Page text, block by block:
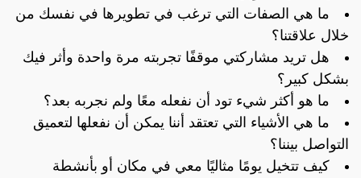
ما هي الصفات التي ترغب في تطويرها في نفسك من
خلال علاقتنا؟
هل تريد مشاركتي موقفًا تجربته مرة واحدة وأثر فيك
بشكل كبير؟
ما هو أكثر شيء تود أن نفعله معًا ولم نجربه بعد؟
ما هي الأشياء التي تعتقد أننا يمكن أن نفعلها لتعميق
التواصل بيننا؟
كيف تتخيل يومًا مثاليًا معي في مكان أو بأنشطة